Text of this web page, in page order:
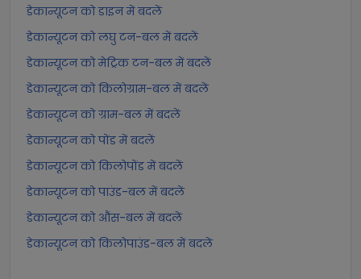
डेकान्यूटन को डाइन में बदलें
डेकान्यूटन को लघु टन-बल में बदलें
डेकान्यूटन को मेट्रिक टन-बल में बदलें
डेकान्यूटन को किलोग्राम-बल में बदलें
डेकान्यूटन को ग्राम-बल में बदलें
डेकान्यूटन को पोंड में बदलें
डेकान्यूटन को किलोपोंड में बदलें
डेकान्यूटन को पाउंड-बल में बदलें
डेकान्यूटन को औंस-बल में बदलें
डेकान्यूटन को किलोपाउंड-बल में बदलें